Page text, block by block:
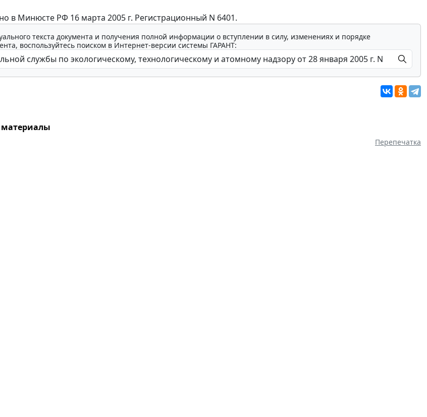
в Минюсте РФ 16 марта 2005 г. Регистрационный N 6401.
текста документа и получения полной информации о вступлении в силу, изменениях и порядке
воспользуйтесь поиском в Интернет-версии системы ГАРАНТ:
материалы
Перепечатка